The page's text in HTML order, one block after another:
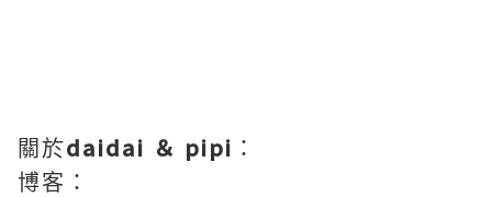
關於daidai ＆ pipi ：
博客：